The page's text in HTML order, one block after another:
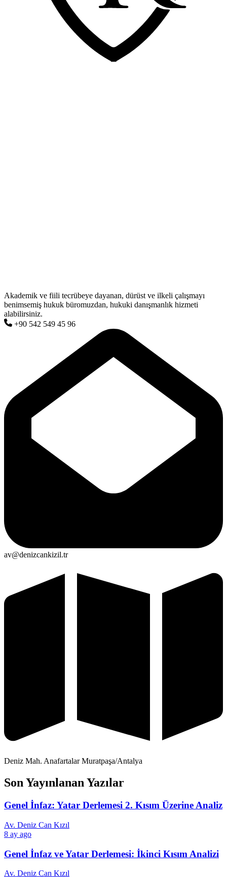
Akademik ve fiili tecrübeye dayanan, dürüst ve ilkeli çalışmayı
benimsemiş hukuk büromuzdan, hukuki danışmanlık hizmeti
alabilirsiniz.
+90 542 549 45 96
av@denizcankizil.tr
Deniz Mah. Anafartalar Muratpaşa/Antalya
Son Yayınlanan Yazılar
Genel İnfaz: Yatar Derlemesi 2. Kısım Üzerine Analiz
Av. Deniz Can Kızıl
8 ay ago
Genel İnfaz ve Yatar Derlemesi: İkinci Kısım Analizi
Av. Deniz Can Kızıl